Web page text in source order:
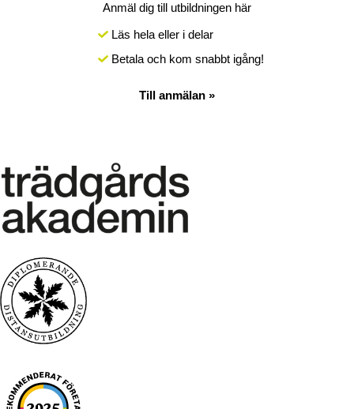
Anmäl dig till utbildningen här
Läs hela eller i delar
Betala och kom snabbt igång!
Till anmälan »